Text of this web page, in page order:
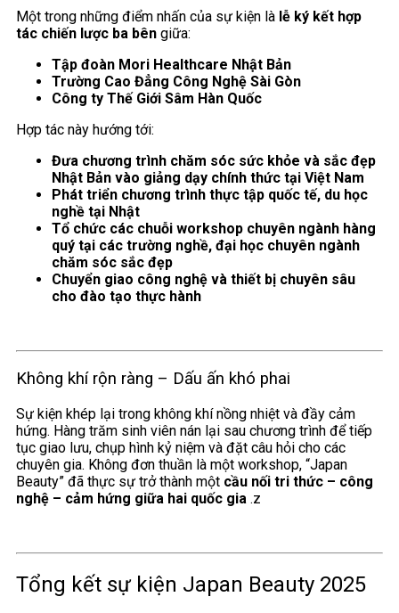
Một trong những điểm nhấn của sự kiện là lễ ký kết hợp
tác chiến lược ba bên giữa:
Tập đoàn Mori Healthcare Nhật Bản
Trường Cao Đẳng Công Nghệ Sài Gòn
Công ty Thế Giới Sâm Hàn Quốc
Hợp tác này hướng tới:
Đưa chương trình chăm sóc sức khỏe và sắc đẹp
Nhật Bản vào giảng dạy chính thức tại Việt Nam
Phát triển chương trình thực tập quốc tế, du học
nghề tại Nhật
Tổ chức các chuỗi workshop chuyên ngành hàng
quý tại các trường nghề, đại học chuyên ngành
chăm sóc sắc đẹp
Chuyển giao công nghệ và thiết bị chuyên sâu
cho đào tạo thực hành
Không khí rộn ràng – Dấu ấn khó phai
Sự kiện khép lại trong không khí nồng nhiệt và đầy cảm
hứng. Hàng trăm sinh viên nán lại sau chương trình để tiếp
tục giao lưu, chụp hình kỷ niệm và đặt câu hỏi cho các
chuyên gia. Không đơn thuần là một workshop, “Japan
Beauty” đã thực sự trở thành một cầu nối tri thức – công
nghệ – cảm hứng giữa hai quốc gia .z
Tổng kết sự kiện Japan Beauty 2025